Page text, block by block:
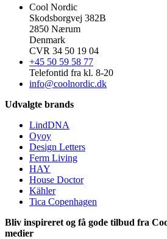
Cool Nordic
Skodsborgvej 382B
2850 Nærum
Denmark
CVR 34 50 19 04
+45 50 59 58 77
Telefontid fra kl. 8-20
info@coolnordic.dk
Udvalgte brands
LindDNA
Oyoy
Design Letters
Ferm Living
HAY
House Doctor
Kähler
Tica Copenhagen
Bliv inspireret og få gode tilbud fra
medier